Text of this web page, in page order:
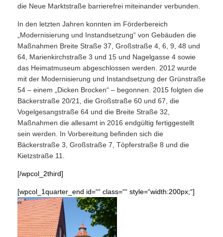
die Neue Marktstraße barrierefrei miteinander verbunden.
In den letzten Jahren konnten im Förderbereich
„Modernisierung und Instandsetzung“ von Gebäuden die
Maßnahmen Breite Straße 37, Großstraße 4, 6, 9, 48 und
64, Marienkirchstraße 3 und 15 und Nagelgasse 4 sowie
das Heimatmuseum abgeschlossen werden. 2012 wurde
mit der Modernisierung und Instandsetzung der Grünstraße
54 – einem „Dicken Brocken“ – begonnen. 2015 folgten die
Bäckerstraße 20/21, die Großstraße 60 und 67, die
Vogelgesangstraße 64 und die Breite Straße 32,
Maßnahmen die allesamt in 2016 endgültig fertiggestellt
sein werden. In Vorbereitung befinden sich die
Bäckerstraße 3, Großstraße 7, Töpferstraße 8 und die
Kietzstraße 11.
[/wpcol_2third]
[wpcol_1quarter_end id=““ class=““ style=“width:200px;“]